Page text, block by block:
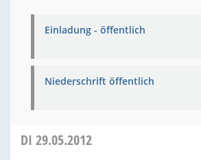
Einladung - öffentlich
Niederschrift öffentlich
DI 29.05.2012